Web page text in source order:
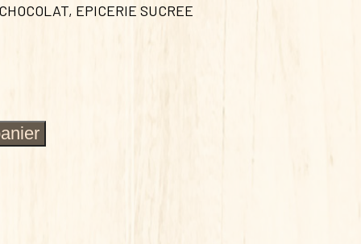
, EPICERIE SUCREE